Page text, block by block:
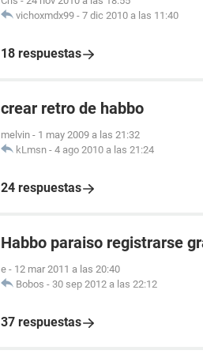
vichoxmdx99 - 7 dic 2010 a las 11:40
18 respuestas
crear retro de habbo
melvin - 1 may 2009 a las 21:32
kLmsn - 4 ago 2010 a las 21:24
24 respuestas
Habbo paraiso registrarse
e - 12 mar 2011 a las 20:40
Bobos - 30 sep 2012 a las 22:12
37 respuestas